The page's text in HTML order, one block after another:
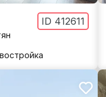
ID 412611